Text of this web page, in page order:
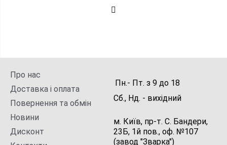
Про нас
Доставка і оплата
Повернення та обмін
Новини
Дисконт
Пн.- Пт. з 9 до 18
Сб., Нд. - вихідний
м. Київ, пр-т. С. Бандери,
23Б, 1й пов., оф. №107
(завод "Зварка")